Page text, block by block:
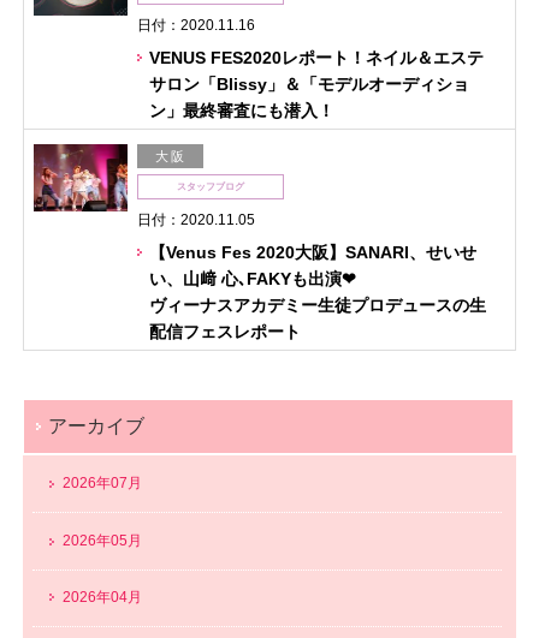
日付：2020.11.16
VENUS FES2020レポート！ネイル＆エステ
サロン「Blissy」＆「モデルオーディショ
ン」最終審査にも潜入！
大阪
スタッフブログ
日付：2020.11.05
【Venus Fes 2020大阪】SANARI、せいせ
い、山﨑 心､FAKYも出演❤︎
ヴィーナスアカデミー生徒プロデュースの生
配信フェスレポート
アーカイブ
2026年07月
2026年05月
2026年04月